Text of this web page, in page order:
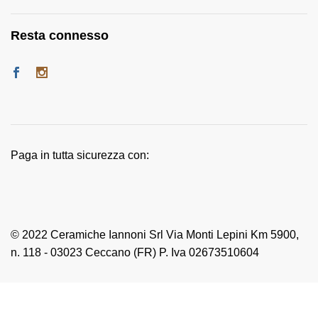
Resta connesso
© 2022 Ceramiche Iannoni Srl Via Monti Lepini Km 5900,
n. 118 - 03023 Ceccano (FR) P. Iva 02673510604
Paga in tutta sicurezza con: